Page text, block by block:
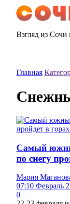
Взгляд из
Главная
Самый
по снегу
Мария
07:10 Февраль
0